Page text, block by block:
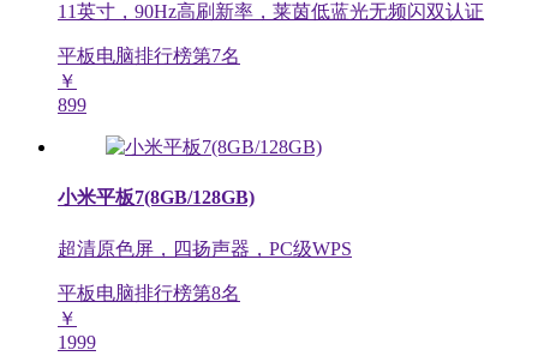
11英寸，90Hz高刷新率，莱茵低蓝光无频闪双认证
平板电脑排行榜第7名
￥
899
小米平板7(8GB/128GB)
超清原色屏，四扬声器，PC级WPS
平板电脑排行榜第8名
￥
1999